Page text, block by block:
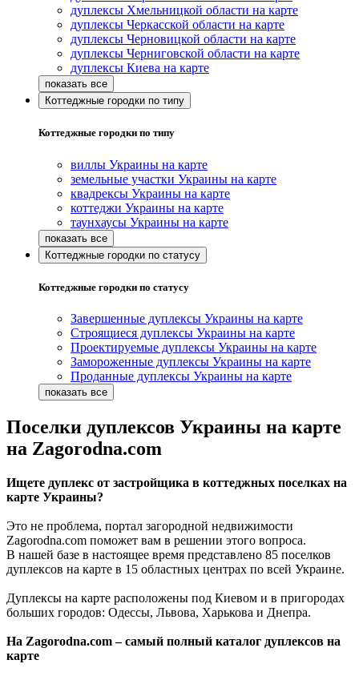
дуплексы Хмельницкой области на карте
дуплексы Черкасской области на карте
дуплексы Черновицкой области на карте
дуплексы Черниговской области на карте
дуплексы Киева на карте
Коттеджные городки по типу
Коттеджные городки по типу
виллы Украины на карте
земельные участки Украины на карте
квадрексы Украины на карте
коттеджи Украины на карте
таунхаусы Украины на карте
Коттеджные городки по статусу
Коттеджные городки по статусу
Завершенные дуплексы Украины на карте
Строящиеся дуплексы Украины на карте
Проектируемые дуплексы Украины на карте
Замороженные дуплексы Украины на карте
Проданные дуплексы Украины на карте
Поселки дуплексов Украины на карте
на Zagorodna.com
Ищете дуплекс от застройщика в коттеджных поселках на
карте Украины?
Это не проблема, портал загородной недвижимости
Zagorodna.com поможет вам в решении этого вопроса.
В нашей базе в настоящее время представлено 85 поселков
дуплексов на карте в 15 областных центрах по всей Украине.
Дуплексы на карте расположены под Киевом и в пригородах
больших городов: Одессы, Львова, Харькова и Днепра.
На Zagorodna.com – самый полный каталог дуплексов на
карте